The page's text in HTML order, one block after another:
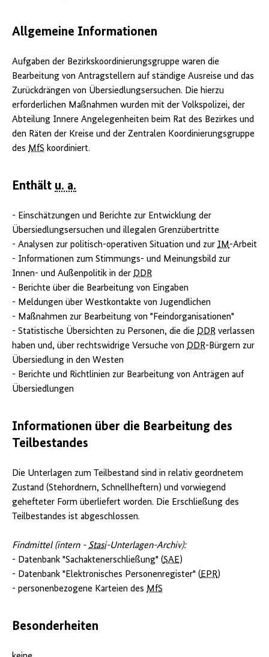
Allgemeine Informationen
Aufgaben der Bezirkskoordinierungsgruppe waren die
Bearbeitung von Antragstellern auf ständige Ausreise und das
Zurückdrängen von Übersiedlungsersuchen. Die hierzu
erforderlichen Maßnahmen wurden mit der Volkspolizei, der
Abteilung Innere Angelegenheiten beim Rat des Bezirkes und
den Räten der Kreise und der Zentralen Koordinierungsgruppe
des MfS koordiniert.
Enthält u. a.
- Einschätzungen und Berichte zur Entwicklung der
Übersiedlungsersuchen und illegalen Grenzübertritte
- Analysen zur politisch-operativen Situation und zur IM -Arbeit
- Informationen zum Stimmungs- und Meinungsbild zur
Innen- und Außenpolitik in der DDR
- Berichte über die Bearbeitung von Eingaben
- Meldungen über Westkontakte von Jugendlichen
- Maßnahmen zur Bearbeitung von "Feindorganisationen"
- Statistische Übersichten zu Personen, die die DDR verlassen
haben und, über rechtswidrige Versuche von DDR-Bürgern zur
Übersiedlung in den Westen
- Berichte und Richtlinien zur Bearbeitung von Anträgen auf
Übersiedlungen
Informationen über die Bearbeitung des
Teilbestandes
Die Unterlagen zum Teilbestand sind in relativ geordnetem
Zustand (Stehordnern, Schnellheftern) und vorwiegend
gehefteter Form überliefert worden. Die Erschließung des
Teilbestandes ist abgeschlossen.
Findmittel (intern - Stasi-Unterlagen-Archiv):
- Datenbank "Sachaktenerschließung" (SAE)
- Datenbank "Elektronisches Personenregister" ( EPR)
- personenbezogene Karteien des MfS
Besonderheiten